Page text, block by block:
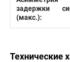
задержки
(макс.):
Технические